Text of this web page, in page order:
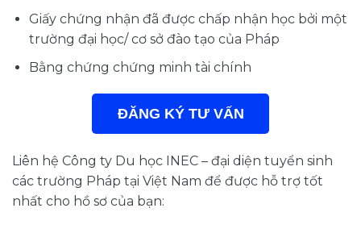
Giấy chứng nhận đã được chấp nhận học bởi một
trường đại học/ cơ sở đào tạo của Pháp
Bằng chứng chứng minh tài chính
ĐĂNG KÝ TƯ VẤN
Liên hệ Công ty Du học INEC – đại diện tuyển sinh
các trường Pháp tại Việt Nam để được hỗ trợ tốt
nhất cho hồ sơ của bạn: